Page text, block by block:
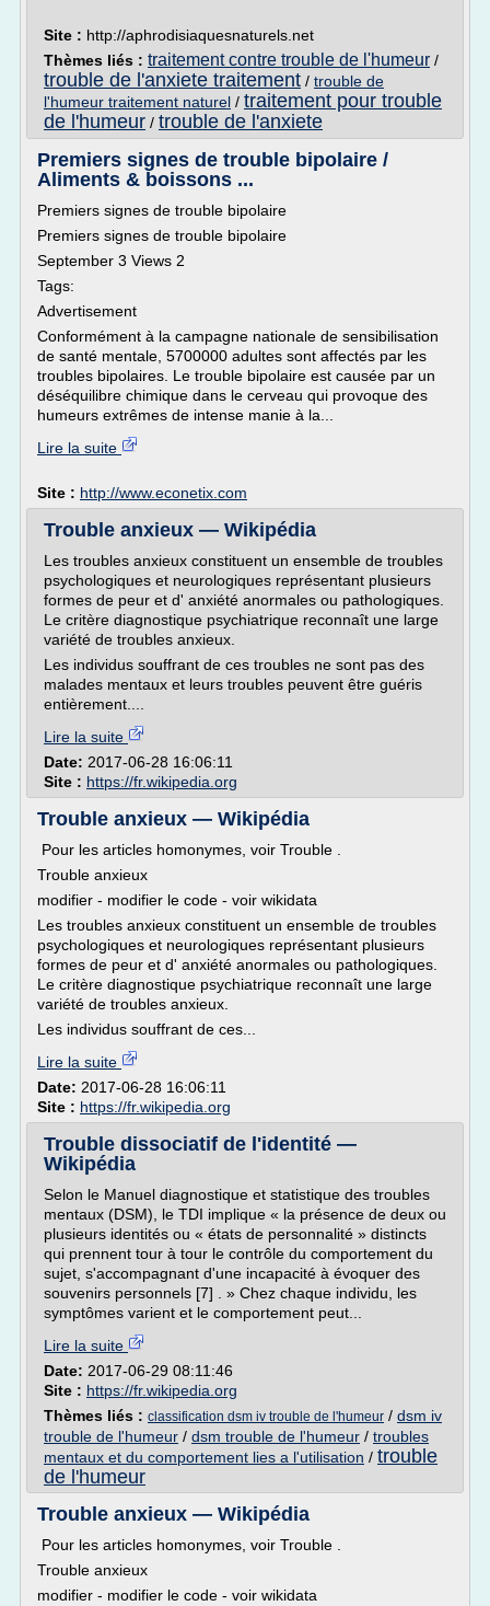
Site : http://aphrodisiaquesnaturels.net
Thèmes liés : traitement contre trouble de l'humeur /
trouble de l'anxiete traitement / trouble de
l'humeur traitement naturel / traitement pour trouble
de l'humeur / trouble de l'anxiete
Premiers signes de trouble bipolaire /
Aliments & boissons ...
Premiers signes de trouble bipolaire
Premiers signes de trouble bipolaire
September 3 Views 2
Tags:
Advertisement
Conformément à la campagne nationale de sensibilisation
de santé mentale, 5700000 adultes sont affectés par les
troubles bipolaires. Le trouble bipolaire est causée par un
déséquilibre chimique dans le cerveau qui provoque des
humeurs extrêmes de intense manie à la...
Lire la suite
Site : http://www.econetix.com
Trouble anxieux — Wikipédia
Les troubles anxieux constituent un ensemble de troubles
psychologiques et neurologiques représentant plusieurs
formes de peur et d' anxiété anormales ou pathologiques.
Le critère diagnostique psychiatrique reconnaît une large
variété de troubles anxieux.
Les individus souffrant de ces troubles ne sont pas des
malades mentaux et leurs troubles peuvent être guéris
entièrement....
Lire la suite
Date: 2017-06-28 16:06:11
Site : https://fr.wikipedia.org
Trouble anxieux — Wikipédia
Pour les articles homonymes, voir Trouble .
Trouble anxieux
modifier - modifier le code - voir wikidata
Les troubles anxieux constituent un ensemble de troubles
psychologiques et neurologiques représentant plusieurs
formes de peur et d' anxiété anormales ou pathologiques.
Le critère diagnostique psychiatrique reconnaît une large
variété de troubles anxieux.
Les individus souffrant de ces...
Lire la suite
Date: 2017-06-28 16:06:11
Site : https://fr.wikipedia.org
Trouble dissociatif de l'identité —
Wikipédia
Selon le Manuel diagnostique et statistique des troubles
mentaux (DSM), le TDI implique « la présence de deux ou
plusieurs identités ou « états de personnalité » distincts
qui prennent tour à tour le contrôle du comportement du
sujet, s'accompagnant d'une incapacité à évoquer des
souvenirs personnels [7] . » Chez chaque individu, les
symptômes varient et le comportement peut...
Lire la suite
Date: 2017-06-29 08:11:46
Site : https://fr.wikipedia.org
Thèmes liés : classification dsm iv trouble de l'humeur / dsm iv
trouble de l'humeur / dsm trouble de l'humeur / troubles
mentaux et du comportement lies a l'utilisation / trouble
de l'humeur
Trouble anxieux — Wikipédia
Pour les articles homonymes, voir Trouble .
Trouble anxieux
modifier - modifier le code - voir wikidata